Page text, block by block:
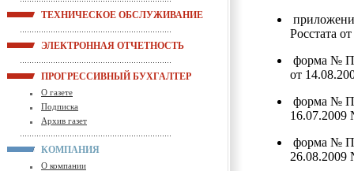
ТЕХНИЧЕСКОЕ ОБСЛУЖИВАНИЕ
ЭЛЕКТРОННАЯ ОТЧЕТНОСТЬ
ПРОГРЕССИВНЫЙ БУХГАЛТЕР
О газете
Подписка
Архив газет
КОМПАНИЯ
О компании
Росстата
форма № П-
от
форма № П-
16.07.2009
форма № П-
26.08.2009